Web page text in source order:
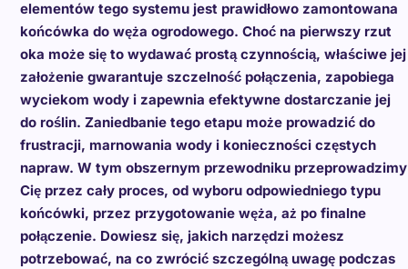
elementów tego systemu jest prawidłowo zamontowana
końcówka do węża ogrodowego. Choć na pierwszy rzut
oka może się to wydawać prostą czynnością, właściwe jej
założenie gwarantuje szczelność połączenia, zapobiega
wyciekom wody i zapewnia efektywne dostarczanie jej
do roślin. Zaniedbanie tego etapu może prowadzić do
frustracji, marnowania wody i konieczności częstych
napraw. W tym obszernym przewodniku przeprowadzimy
Cię przez cały proces, od wyboru odpowiedniego typu
końcówki, przez przygotowanie węża, aż po finalne
połączenie. Dowiesz się, jakich narzędzi możesz
potrzebować, na co zwrócić szczególną uwagę podczas